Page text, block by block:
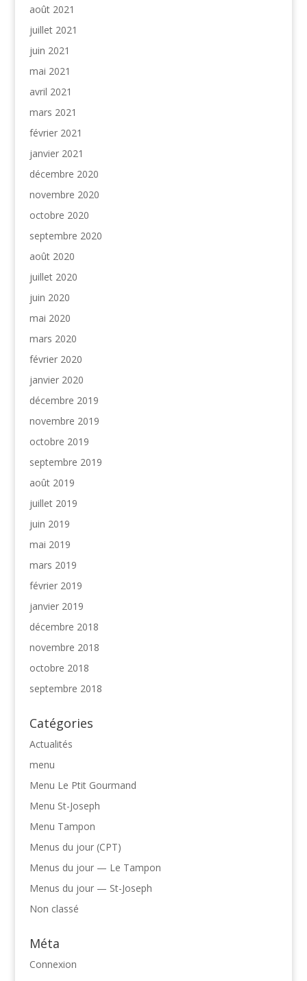
août 2021
juillet 2021
juin 2021
mai 2021
avril 2021
mars 2021
février 2021
janvier 2021
décembre 2020
novembre 2020
octobre 2020
septembre 2020
août 2020
juillet 2020
juin 2020
mai 2020
mars 2020
février 2020
janvier 2020
décembre 2019
novembre 2019
octobre 2019
septembre 2019
août 2019
juillet 2019
juin 2019
mai 2019
mars 2019
février 2019
janvier 2019
décembre 2018
novembre 2018
octobre 2018
septembre 2018
Catégories
Actualités
menu
Menu Le Ptit Gourmand
Menu St-Joseph
Menu Tampon
Menus du jour (CPT)
Menus du jour — Le Tampon
Menus du jour — St-Joseph
Non classé
Méta
Connexion